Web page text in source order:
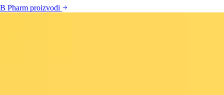
B Pharm proizvodi